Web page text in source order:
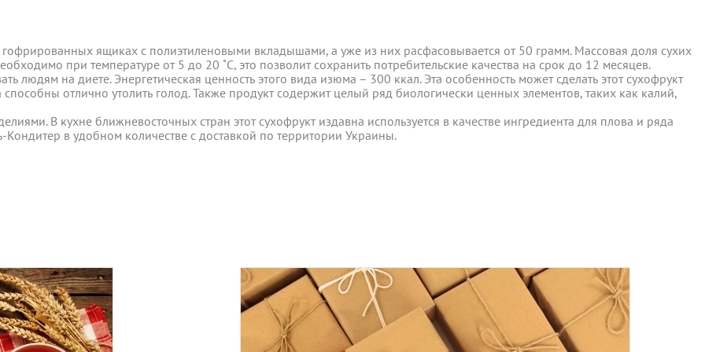
отлично утолить голод. Также продукт содержит целый ряд биологически ценных элементов, таких как калий,
В кухне ближневосточных стран этот сухофрукт издавна используется в качестве ингредиента для плова и ряда
в удобном количестве с доставкой по территории Украины.
изюм.
с категории "ОПТ", отправляются за счет клиента! Заказы отправляются в понедельник, вторник и четверг. Отправка
оплаты.
один раз в неделю -в четверг. Оплата должна поступить до среды включительно.
с категории "ОПТ", отправляются за счет клиента!
в течение 14 дней. Пищевые продукты, пригодные к употреблению, возврату и обмену не подлежат.
Укрпошта
ящиках с полиэтиленовыми вкладышами, а уже из них расфасовывается от 50 грамм. Массовая доля сухих
при температуре от 5 до 20 ˚С, это позволит сохранить потребительские качества на срок до 12 месяцев.
на диете. Энергетическая ценность этого вида изюма – 300 ккал. Эта особенность может сделать этот сухофрукт
отлично утолить голод. Также продукт содержит целый ряд биологически ценных элементов, таких как калий,
В кухне ближневосточных стран этот сухофрукт издавна используется в качестве ингредиента для плова и ряда
в удобном количестве с доставкой по территории Украины.